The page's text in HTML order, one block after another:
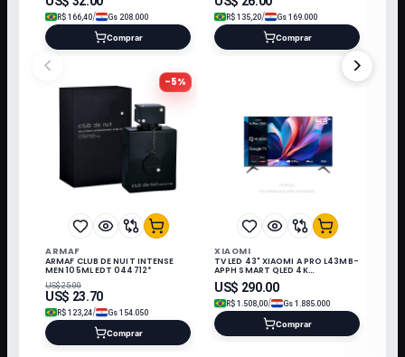
<
R$ 166,40/ Gs 208.000
Comprar
R$ 135,20/ Gs 169.000
Comprar
-5%
ARMAF
ARMAF CLUB DE NUIT INTENSE
MEN 105ML EDT 044712*
US$25.00
US$ 23.70
R$ 123,24/ Gs 154.050
Comprar
XIAOMI
TV LED 43" XIAOMI A PRO L43MB-
APPH SMART QLED 4K
UHD/GOOGLE TV 26
US$ 290.00
R$ 1.508,00/ Gs 1.885.000
Comprar
>